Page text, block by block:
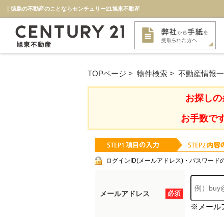
｜徳島の不動産のことならセンチュリー21旭東不動産
TOPページ > 物件検索 > 不動産情報
お探しの
お手数で
ログインID(メールアドレス)・パスワード
必須
メールアドレス
※メール